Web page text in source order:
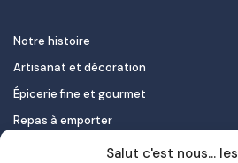
Salut c'est nous... les
Notre histoire
Artisanat et décoration
Épicerie fine et gourmet
Repas à emporter
Le pastel de nata